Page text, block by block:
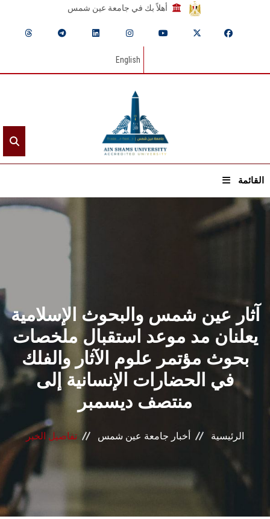
أهلاً بك في جامعة عين شمس
English
القائمة
الشئون الأكاديمية
البحث العلمي
الرعاية الصحية
المراكز والوحدات
الأنظمة الذكية
الإعلام
تواصل معنا
آثار عين شمس والبحوث الإسلامية
يعلنان مد موعد استقبال ملخصات
بحوث مؤتمر علوم الآثار والفلك
في الحضارات الإنسانية إلى
منتصف ديسمبر
الرئيسية أخبار جامعة عين شمس تفاصيل الخبر